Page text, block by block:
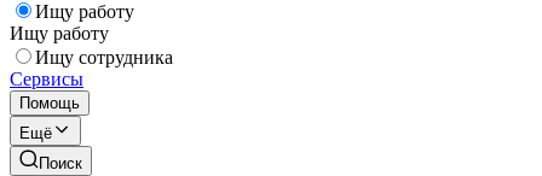
Ищу работу
Ищу работу
Ищу сотрудника
Сервисы
Помощь
Ещё
Поиск